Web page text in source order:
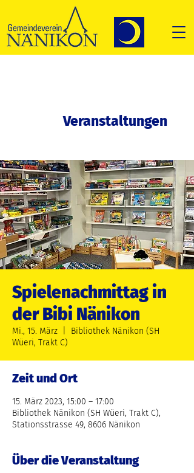
Veranstaltungen
Spielenachmittag in
der Bibi Nänikon
Mi., 15. März
Bibliothek Nänikon (SH
Wüeri, Trakt C)
Zeit und Ort
15. März 2023, 15:00 – 17:00
Bibliothek Nänikon (SH Wüeri, Trakt C),
Stationsstrasse 49, 8606 Nänikon
Über die Veranstaltung